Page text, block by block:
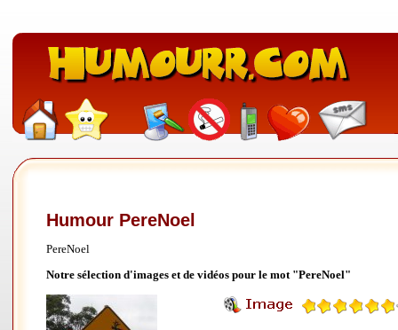
Humour PereNoel
PereNoel
Notre sélection d'images et de vidéos pour le mot "PereNoel"